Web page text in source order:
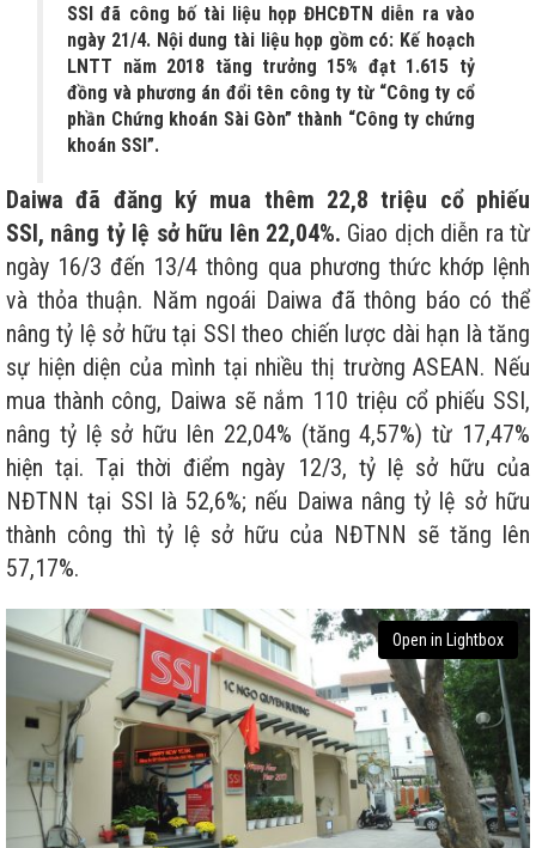
SSI đã công bố tài liệu họp ĐHCĐTN diễn ra vào
ngày 21/4. Nội dung tài liệu họp gồm có: Kế hoạch
LNTT năm 2018 tăng trưởng 15% đạt 1.615 tỷ
đồng và phương án đổi tên công ty từ “Công ty cổ
phần Chứng khoán Sài Gòn” thành “Công ty chứng
khoán SSI”.
Daiwa đã đăng ký mua thêm 22,8 triệu cổ phiếu
SSI, nâng tỷ lệ sở hữu lên 22,04%. Giao dịch diễn ra từ
ngày 16/3 đến 13/4 thông qua phương thức khớp lệnh
và thỏa thuận. Năm ngoái Daiwa đã thông báo có thể
nâng tỷ lệ sở hữu tại SSI theo chiến lược dài hạn là tăng
sự hiện diện của mình tại nhiều thị trường ASEAN. Nếu
mua thành công, Daiwa sẽ nắm 110 triệu cổ phiếu SSI,
nâng tỷ lệ sở hữu lên 22,04% (tăng 4,57%) từ 17,47%
hiện tại. Tại thời điểm ngày 12/3, tỷ lệ sở hữu của
NĐTNN tại SSI là 52,6%; nếu Daiwa nâng tỷ lệ sở hữu
thành công thì tỷ lệ sở hữu của NĐTNN sẽ tăng lên
57,17%.
Open in Lightbox